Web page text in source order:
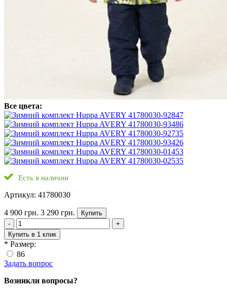
Все цвета:
Есть в наличии
Артикул: 41780030
4 900 грн. 3 290 грн.
Купить
-
+
Купить в 1 клик
* Размер:
86
Задать вопрос
Возникли вопросы?